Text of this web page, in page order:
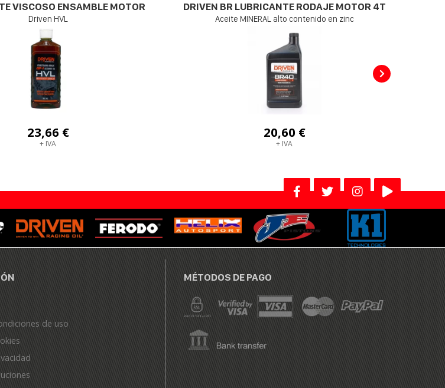
VISCOSO ENSAMBLE MOTOR
Driven HVL
23,66 €
+ IVA
DRIVEN BR LUBRICANTE RODAJE MOTOR 4T
Aceite MINERAL alto contenido en zinc
20,60 €
+ IVA
de uso
MÉTODOS DE PAGO